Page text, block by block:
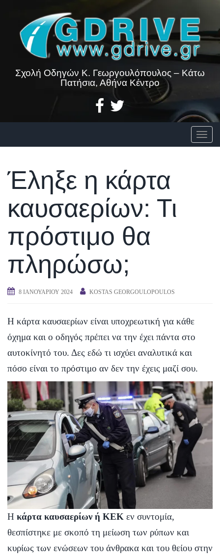
content
Σχολή Οδηγών Κ. Γεωργουλόπουλος – Κάτω
Πατήσια, Αθήνα Κέντρο
Έληξε η κάρτα
καυσαερίων: Τι
πρόστιμο θα
πληρώσω;
8 ΙΑΝΟΥΑΡΊΟΥ 2024 KOSTAS GEORGOULOPOULOS
Η κάρτα καυσαερίων είναι υποχρεωτική για κάθε
όχημα και ο οδηγός πρέπει να την έχει πάντα στο
αυτοκίνητό του. Δες εδώ τι ισχύει αναλυτικά και
πόσο είναι το πρόστιμο αν δεν την έχεις μαζί σου.
Η κάρτα καυσαερίων ή ΚΕΚ εν συντομία,
θεσπίστηκε με σκοπό τη μείωση των ρύπων και
κυρίως των ενώσεων του άνθρακα και του θείου στην